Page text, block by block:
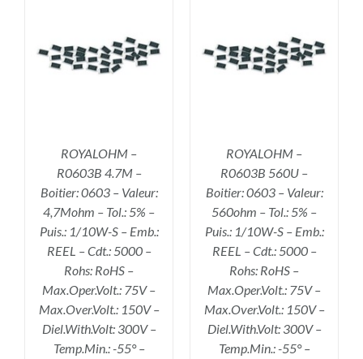
ROYALOHM –
R0603B 4.7M –
Boitier: 0603 – Valeur:
4,7Mohm – Tol.: 5% –
Puis.: 1/10W-S – Emb.:
REEL – Cdt.: 5000 –
Rohs: RoHS –
Max.Oper.Volt.: 75V –
Max.Over.Volt.: 150V –
Diel.With.Volt: 300V –
Temp.Min.: -55° –
AJOUTER AU PANIER
/
DÉTAILS
ROYALOHM –
R0603B 560U –
Boitier: 0603 – Valeur:
560ohm – Tol.: 5% –
Puis.: 1/10W-S – Emb.:
REEL – Cdt.: 5000 –
Rohs: RoHS –
Max.Oper.Volt.: 75V –
Max.Over.Volt.: 150V –
Diel.With.Volt: 300V –
Temp.Min.: -55° –